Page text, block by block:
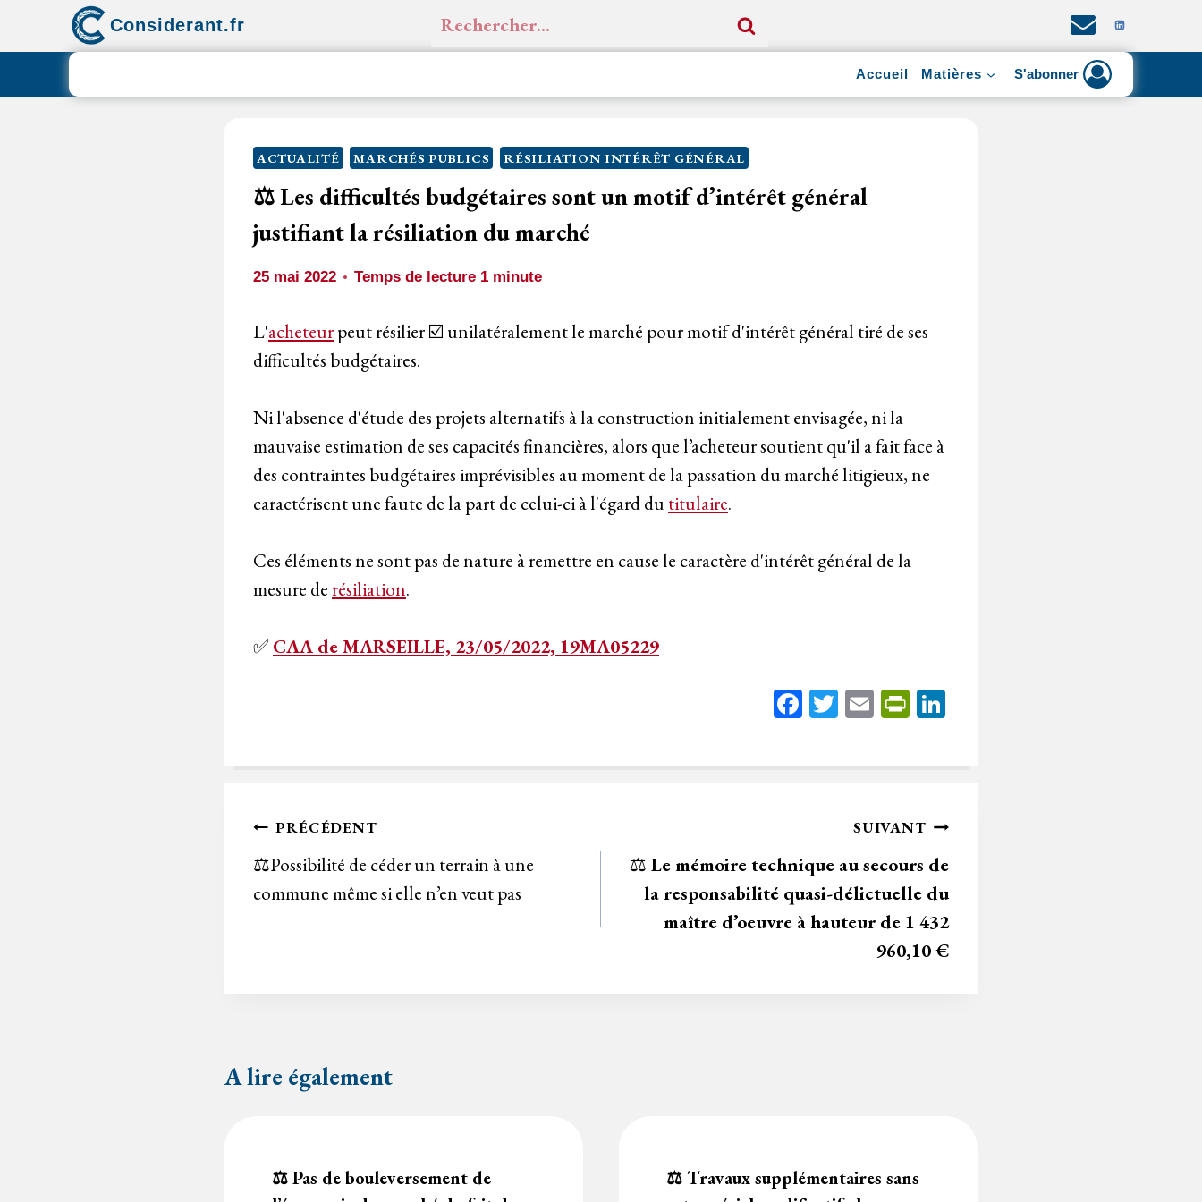
Considerant.fr Rechercher :
Accueil Matières S'abonner
ACTUALITÉ MARCHÉS PUBLICS RÉSILIATION INTÉRÊT GÉNÉRAL
⚖️ Les difficultés budgétaires sont un motif d’intérêt général
justifiant la résiliation du marché
25 mai 2022 Temps de lecture 1 minute
L'acheteurpeut résilier ☑️ unilatéralement le marché pour motif d'intérêt général tiré de ses
difficultés budgétaires.
Ni l'absence d'étude des projets alternatifs à la construction initialement envisagée, ni la
mauvaise estimation de ses capacités financières, alors que l’acheteur soutient qu'il a fait face à
des contraintes budgétaires imprévisibles au moment de la passation du marché litigieux, ne
caractérisent une faute de la part de celui-ci à l'égard dutitulaire.
Ces éléments ne sont pas de nature à remettre en cause le caractère d'intérêt général de la
mesure derésiliation.
✅ CAA de MARSEILLE, 23/05/2022, 19MA05229
Fa
bo
T
tt
E
ail
Pr
tF
n
y
ed
Navigation
de
l’article
PRÉCÉDENT
⚖️Possibilité de céder un terrain à une
commune même si elle n’en veut pas
SUIVANT
⚖️ Le mémoire technique au secours de
la responsabilité quasi-délictuelle du
maître d’oeuvre à hauteur de 1 432
960,10 €
A lire également
⚖️ Pas de bouleversement de
⚖️ Travaux supplémentaires sans